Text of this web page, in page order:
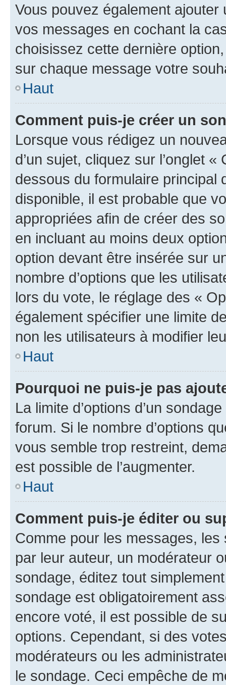
Vous pouvez également
vos messages en cochant la
choisissez cette dernière
sur chaque message votre
Haut
Comment puis-je créer un
Lorsque vous rédigez un
d’un sujet, cliquez sur l’onglet
dessous du formulaire principal
disponible, il est probable que
appropriées afin de créer des
en incluant au moins deux
option devant être insérée sur
nombre d’options que les
lors du vote, le réglage des «
également spécifier une limite
non les utilisateurs à modifier
Haut
Pourquoi ne puis-je pas
La limite d’options d’un
forum. Si le nombre d’options
vous semble trop restreint,
est possible de l’augmenter.
Haut
Comment puis-je éditer ou
Comme pour les messages,
par leur auteur, un modérateur
sondage, éditez tout
sondage est obligatoirement
encore voté, il est possible de
options. Cependant, si des
modérateurs ou les
le sondage. Ceci empêche de